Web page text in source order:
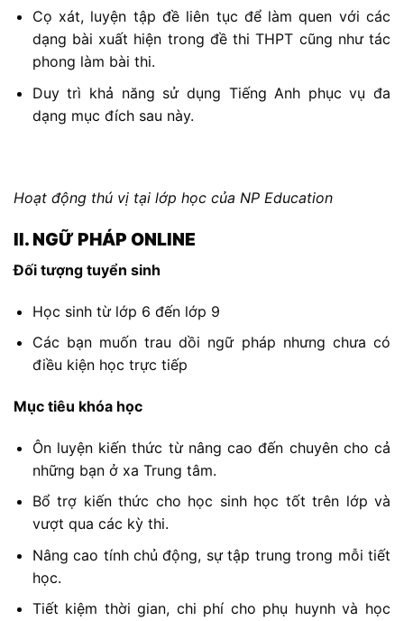
Cọ xát, luyện tập đề liên tục để làm quen với các
dạng bài xuất hiện trong đề thi THPT cũng như tác
phong làm bài thi.
Duy trì khả năng sử dụng Tiếng Anh phục vụ đa
dạng mục đích sau này.
Hoạt động thú vị tại lớp học của NP Education
II. NGỮ PHÁP ONLINE
Đối tượng tuyển sinh
Học sinh từ lớp 6 đến lớp 9
Các bạn muốn trau dồi ngữ pháp nhưng chưa có
điều kiện học trực tiếp
Mục tiêu khóa học
Ôn luyện kiến thức từ nâng cao đến chuyên cho cả
những bạn ở xa Trung tâm.
Bổ trợ kiến thức cho học sinh học tốt trên lớp và
vượt qua các kỳ thi.
Nâng cao tính chủ động, sự tập trung trong mỗi tiết
học.
Tiết kiệm thời gian, chi phí cho phụ huynh và học